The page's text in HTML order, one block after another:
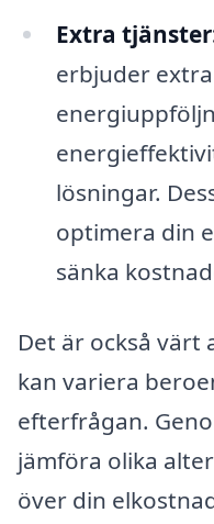
Extra
erbjuder
lösningar.
optimera din
sänka
Det är också
kan variera
efterfrågan.
jämföra olika
över din